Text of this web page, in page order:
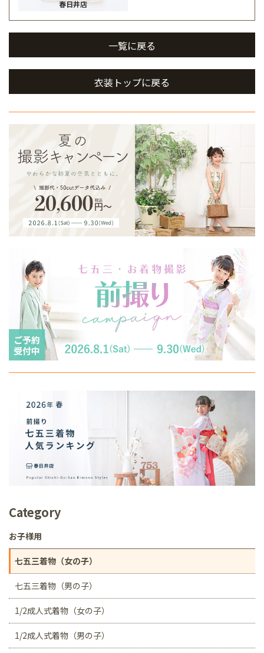
春日井店
一覧に戻る
衣装トップに戻る
Category
お子様用
七五三着物（女の子）
七五三着物（男の子）
1/2成人式着物（女の子）
1/2成人式着物（男の子）